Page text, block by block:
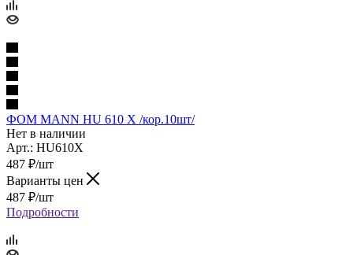
ФОМ MANN HU 610 X /кор.10шт/
Нет в наличии
Арт.: HU610X
487 ₽/шт
Варианты цен
487 ₽/шт
Подробности